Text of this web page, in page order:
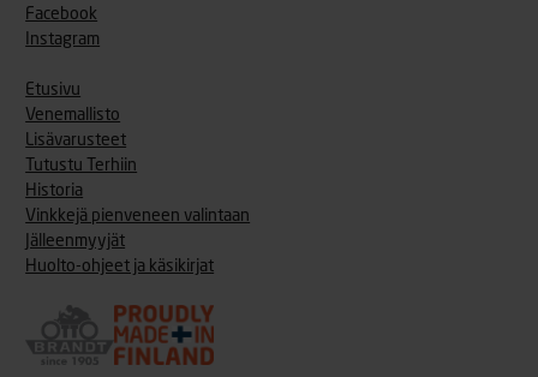
Facebook
Instagram
Etusivu
Venemallisto
Lisävarusteet
Tutustu Terhiin
Historia
Vinkkejä pienveneen valintaan
Jälleenmyyjät
Huolto-ohjeet ja käsikirjat